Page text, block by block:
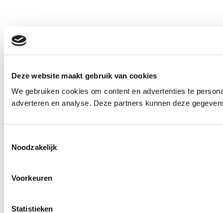
Deze website maakt gebruik van cookies
We gebruiken cookies om content en advertenties te
adverteren en analyse. Deze partners kunnen deze
Noodzakelijk
Voorkeuren
Statistieken